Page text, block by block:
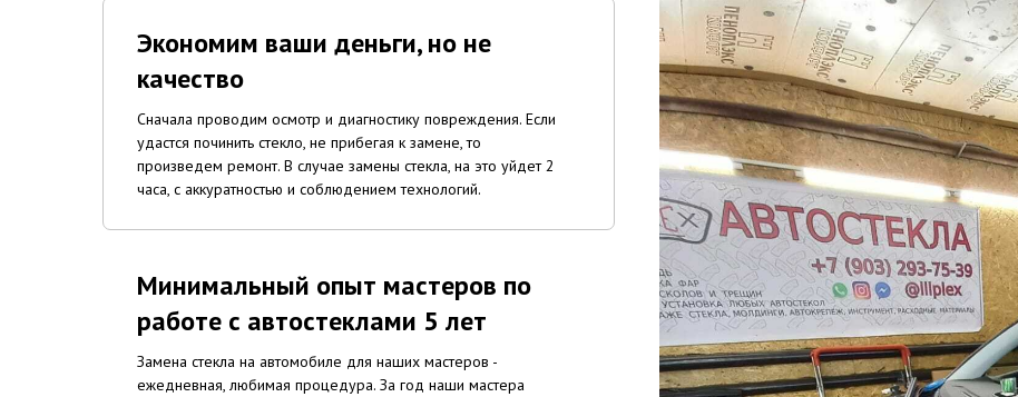
Экономим ваши деньги, но не
качество
Сначала проводим осмотр и диагностику повреждения. Если
удастся починить стекло, не прибегая к замене, то
произведем ремонт. В случае замены стекла, на это уйдет 2
часа, с аккуратностью и соблюдением технологий.
Минимальный опыт мастеров по
работе с автостеклами 5 лет
Замена стекла на автомобиле для наших мастеров -
ежедневная, любимая процедура. За год наши мастера